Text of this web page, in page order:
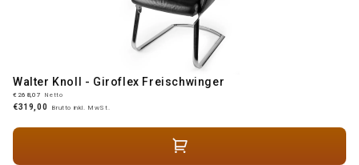
Walter Knoll - Giroflex Freischwinger
€268,07 Netto
€319,00 Brutto inkl. MwSt.